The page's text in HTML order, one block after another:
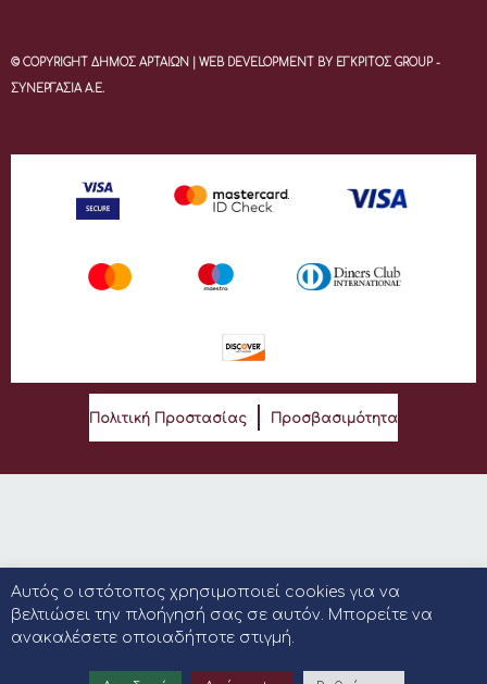
© COPYRIGHT ΔΗΜΟΣ ΑΡΤΑΙΩΝ | WEB DEVELOPMENT BY ΕΓΚΡΙΤΟΣ GROUP -
ΣΥΝΕΡΓΑΣΙΑ Α.Ε.
Πολιτική Προστασίας Προσβασιμότητα
Αυτός ο ιστότοπος χρησιμοποιεί cookies για να
βελτιώσει την πλοήγησή σας σε αυτόν. Μπορείτε να
ανακαλέσετε οποιαδήποτε στιγμή.